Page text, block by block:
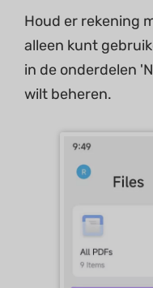
Houd er rekening
alleen kunt
in de onderdelen
wilt beheren.